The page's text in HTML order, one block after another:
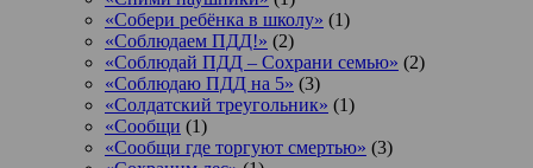
«Собери ребёнка в школу» (1)
«Соблюдаем ПДД!» (2)
«Соблюдай ПДД – Сохрани семью» (2)
«Соблюдаю ПДД на 5» (3)
«Солдатский треугольник» (1)
«Сообщи (1)
«Сообщи где торгуют смертью» (3)